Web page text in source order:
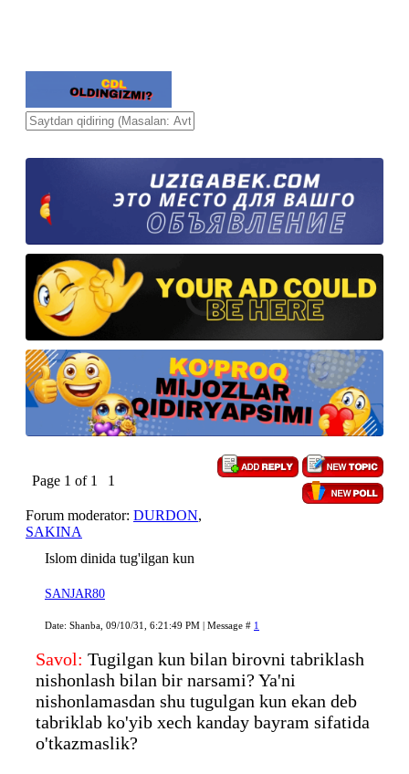
Page 1 of 1 1
Forum moderator: DURDON,
SAKINA
Islom dinida tug'ilgan kun
SANJAR80
Date: Shanba, 09/10/31, 6:21:49 PM | Message # 1
Savol: Tugilgan kun bilan birovni tabriklash
nishonlash bilan bir narsami? Ya'ni
nishonlamasdan shu tugulgan kun ekan deb
tabriklab ko'yib xech kanday bayram sifatida
o'tkazmaslik?